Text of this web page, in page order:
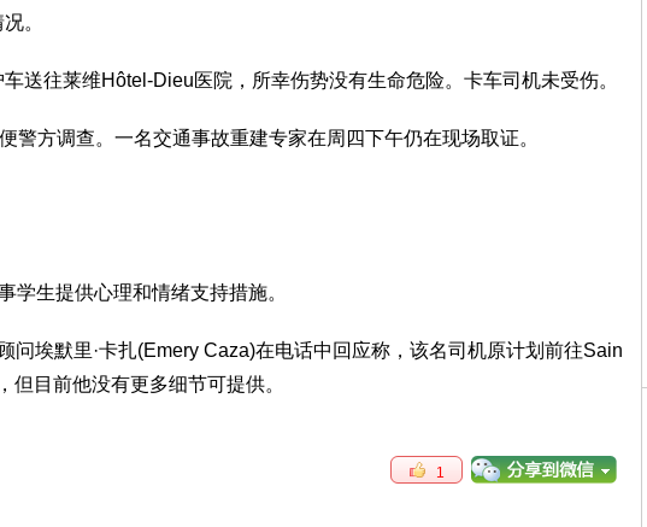
。
送往莱维Hôtel-Dieu医院，所幸伤势没有生命危险。卡车司机未受伤。
警方调查。一名交通事故重建专家在周四下午仍在现场取证。
学生提供心理和情绪支持措施。
问埃默里·卡扎(Emery Caza)在电话中回应称，该名司机原计划前往Sain
但目前他没有更多细节可提供。
1